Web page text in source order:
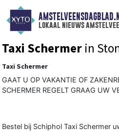
lokaal nieuws
Taxi Schermer in
Taxi Schermer
GAAT U OP VAKANTIE OF
SCHERMER REGELT GRAAG UW
Bestel bij Schiphol Taxi Schermer